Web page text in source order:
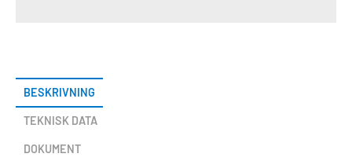
BESKRIVNING
TEKNISK DATA
DOKUMENT